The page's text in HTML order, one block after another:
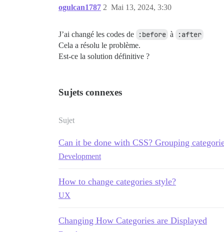
ogulcan1787 Mai 13, 2024, 3:30
2
J’ai changé les codes de :before à :after
Cela a résolu le problème.
Est-ce la solution définitive ?
Sujets connexes
Sujet
Can it be done with CSS? Grouping
Development
How to change categories style?
UX
Changing How Categories are Displayed